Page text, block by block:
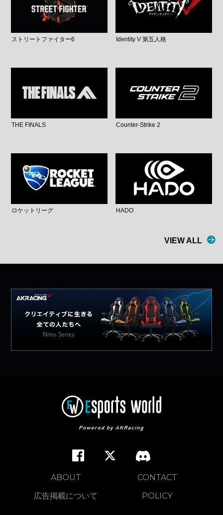
ストリートファイター6 Identity V 第五人格
THE FINALS Counter-Strike 2
ロケットリーグ HADO
VIEW ALL
ABOUT
CONTACT
広告掲載について
POLICY